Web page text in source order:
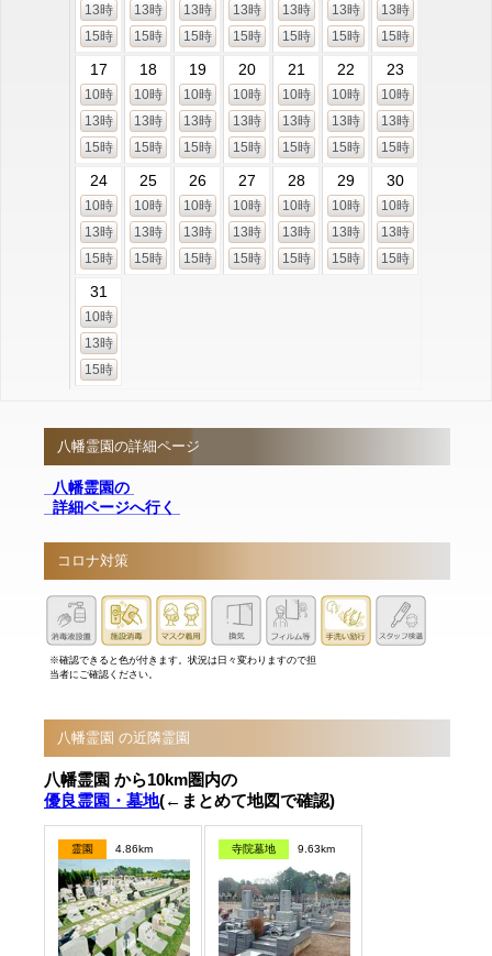
13時
15時
13時
15時
13時
15時
13時
15時
13時
15時
13時
15時
13時
15時
17
10時
13時
15時
18
10時
13時
15時
19
10時
13時
15時
20
10時
13時
15時
21
10時
13時
15時
22
10時
13時
15時
23
10時
13時
15時
24
10時
13時
15時
25
10時
13時
15時
26
10時
13時
15時
27
10時
13時
15時
28
10時
13時
15時
29
10時
13時
15時
30
10時
13時
15時
31
10時
13時
15時
八幡霊園の詳細ページ
八幡霊園の
詳細ページへ行く
コロナ対策
※確認できると色が付きます。状況は日々変わりますので担
当者にご確認ください。
八幡霊園 の近隣霊園
八幡霊園 から10km圏内の
優良霊園・墓地(←まとめて地図で確認)
霊園 4.86km 寺院墓地 9.63km